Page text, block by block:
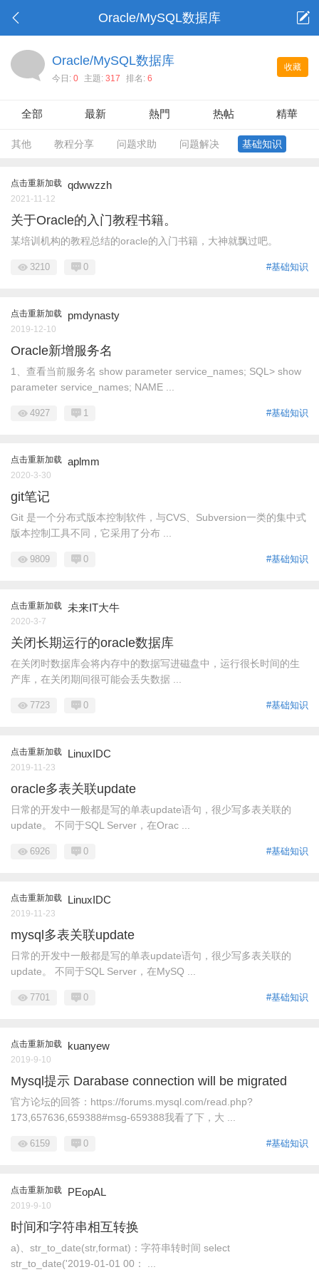
Oracle/MySQL数据库
收藏
Oracle/MySQL数据库
今日: 0 主題: 317 排名: 6
全部 最新 熱門 热帖 精華
其他 教程分享 问题求助 问题解决 基础知识
点击重新加载 qdwwzzh
2021-11-12
关于Oracle的入门教程书籍。
某培训机构的教程总结的oracle的入门书籍，大神就飘过吧。
#基础知识
3210 0
点击重新加载 pmdynasty
2019-12-10
Oracle新增服务名
1、查看当前服务名 show parameter service_names; SQL> show
parameter service_names; NAME ...
#基础知识
4927 1
点击重新加载 aplmm
2020-3-30
git笔记
Git 是一个分布式版本控制软件，与CVS、Subversion一类的集中式
版本控制工具不同，它采用了分布 ...
#基础知识
9809 0
点击重新加载 未来IT大牛
2020-3-7
关闭长期运行的oracle数据库
在关闭时数据库会将内存中的数据写进磁盘中，运行很长时间的生
产库，在关闭期间很可能会丢失数据 ...
#基础知识
7723 0
点击重新加载 LinuxIDC
2019-11-23
oracle多表关联update
日常的开发中一般都是写的单表update语句，很少写多表关联的
update。 不同于SQL Server，在Orac ...
#基础知识
6926 0
点击重新加载 LinuxIDC
2019-11-23
mysql多表关联update
日常的开发中一般都是写的单表update语句，很少写多表关联的
update。 不同于SQL Server，在MySQ ...
#基础知识
7701 0
点击重新加载 kuanyew
2019-9-10
Mysql提示 Darabase connection will be migrated
官方论坛的回答：https://forums.mysql.com/read.php?
173,657636,659388#msg-659388我看了下，大 ...
#基础知识
6159 0
点击重新加载 PEopAL
2019-9-10
时间和字符串相互转换
a)、str_to_date(str,format)：字符串转时间 select
str_to_date('2019-01-01 00： ...